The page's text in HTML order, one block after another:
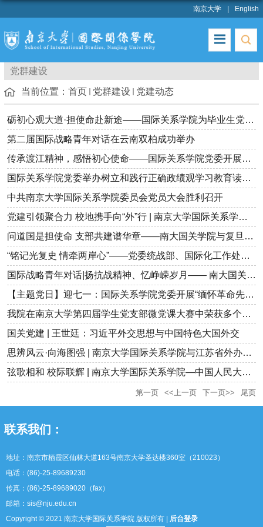
南京大学 English
党群建设
当前位置： 首页 党群建设 党建动态
砺初心观大道·担使命赴新途——国际关系学院为毕业生党员上好离校...
第二届国际战略青年对话在云南双柏成功举办
传承渡江精神，感悟初心使命——国际关系学院党委开展主题党日实践...
国际关系学院党委举办树立和践行正确政绩观学习教育读书班暨专题...
中共南京大学国际关系学院委员会党员大会胜利召开
党建引领聚合力 校地携手向“外”行 | 南京大学国际关系学院与镇...
问道国是担使命 支部共建谱华章——南大国关学院与复旦国务学院开...
“铭记光复史 情牵两岸心”——党委统战部、国际化工作处和国际关...
国际战略青年对话|扬抗战精神、忆峥嵘岁月—— 南大国关联合多校举...
【主题党日】迎七一：国际关系学院党委开展“缅怀革命先烈新四铁...
我院在南京大学第四届学生党支部微党课大赛中荣获多个奖项
国关党建 | 王世廷：习近平外交思想与中国特色大国外交
思辨风云·向海图强 | 南京大学国际关系学院与江苏省外办联合主题...
弦歌相和 校际联辉 | 南京大学国际关系学院—中国人民大学国际关...
第一页 <<上一页 下一页>> 尾页
联系我们：
地址：南京市栖霞区仙林大道163号南京大学圣达楼360室（210023）
电话：(86)-25-89689230
传真：(86)-25-89689020（fax）
邮箱：sis@nju.edu.cn
Copyright © 2021 南京大学国际关系学院 版权所有 | 后台登录